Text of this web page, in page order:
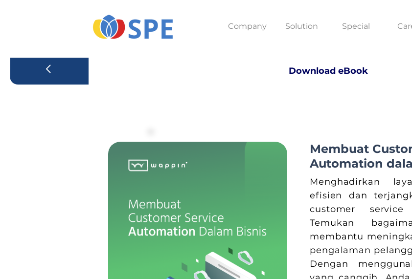
Company Solution Special
Download eBook
Membuat
Automation
Menghadirkan
efisien dan
customer
Temukan
membantu
pengalaman
Dengan